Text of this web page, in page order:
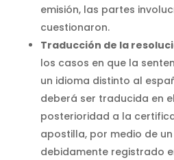
emisión, las partes
cuestionaron.
Traducción de la
los casos en que la
un idioma distinto al
deberá ser traducida en
posterioridad a la
apostilla, por medio de
debidamente registrado